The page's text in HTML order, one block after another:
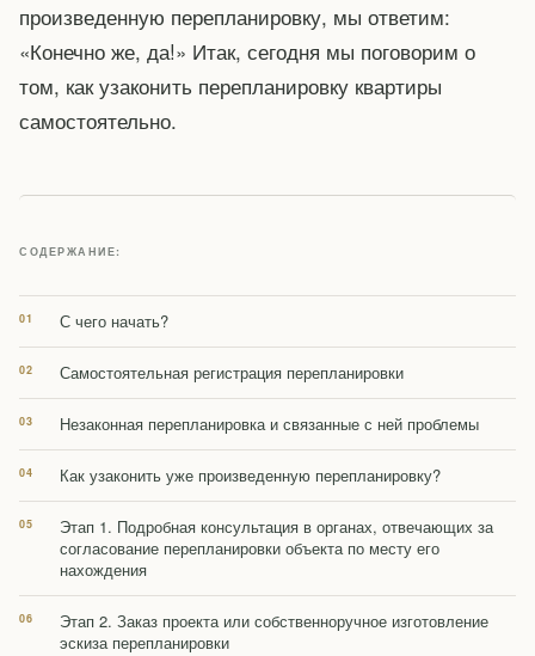
произведенную перепланировку, мы ответим:
«Конечно же, да!» Итак, сегодня мы поговорим о
том, как узаконить перепланировку квартиры
самостоятельно.
СОДЕРЖАНИЕ:
С чего начать?
Самостоятельная регистрация перепланировки
Незаконная перепланировка и связанные с ней проблемы
Как узаконить уже произведенную перепланировку?
Этап 1. Подробная консультация в органах, отвечающих за
согласование перепланировки объекта по месту его
нахождения
Этап 2. Заказ проекта или собственноручное изготовление
эскиза перепланировки